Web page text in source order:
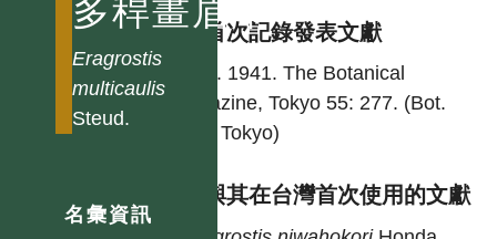
多稈畫眉草
Eragrostis
multicaulis
Steud.
名彙資訊
台灣首次記錄發表文獻
Ohwi. 1941. The Botanical
magazine, Tokyo 55: 277. (Bot.
Mag. Tokyo)
異名與其在台灣首次使用的文獻